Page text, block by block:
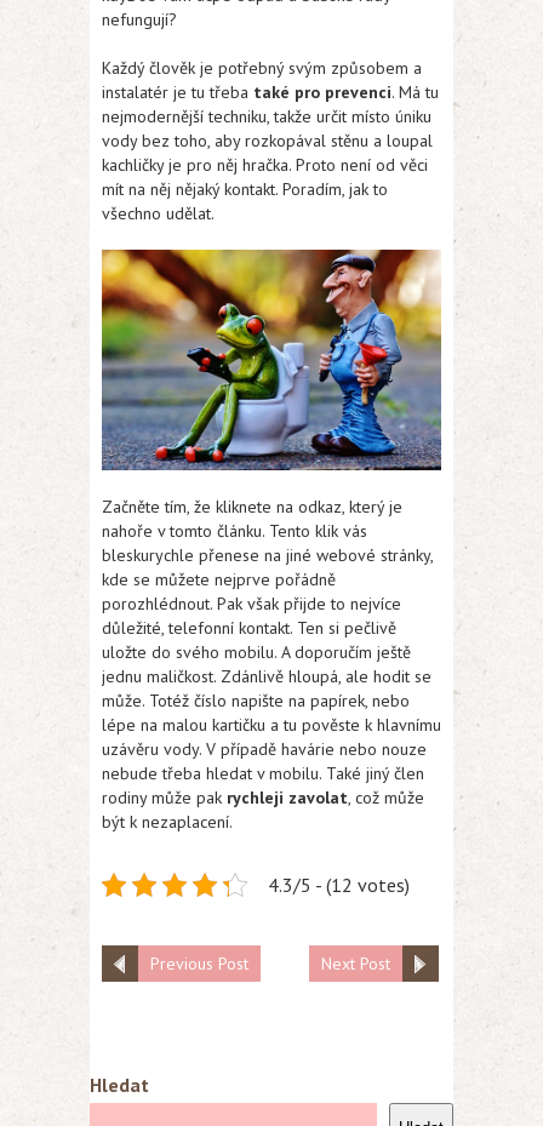
nefungují?
Každý člověk je potřebný svým způsobem a
instalatér je tu třeba také pro prevenci. Má tu
nejmodernější techniku, takže určit místo úniku
vody bez toho, aby rozkopával stěnu a loupal
kachličky je pro něj hračka. Proto není od věci
mít na něj nějaký kontakt. Poradím, jak to
všechno udělat.
Začněte tím, že kliknete na odkaz, který je
nahoře v tomto článku. Tento klik vás
bleskurychle přenese na jiné webové stránky,
kde se můžete nejprve pořádně
porozhlédnout. Pak však přijde to nejvíce
důležité, telefonní kontakt. Ten si pečlivě
uložte do svého mobilu. A doporučím ještě
jednu maličkost. Zdánlivě hloupá, ale hodit se
může. Totéž číslo napište na papírek, nebo
lépe na malou kartičku a tu pověste k hlavnímu
uzávěru vody. V případě havárie nebo nouze
nebude třeba hledat v mobilu. Také jiný člen
rodiny může pak rychleji zavolat, což může
být k nezaplacení.
4.3/5 - (12 votes)
Previous Post Next Post
Hledat